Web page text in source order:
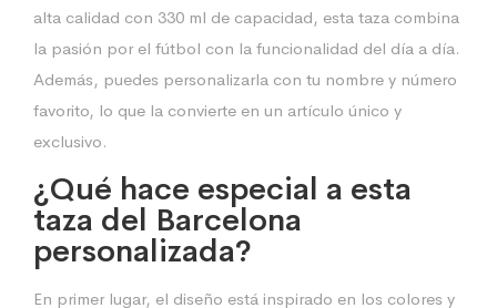
alta calidad con 330 ml de capacidad, esta taza combina
la pasión por el fútbol con la funcionalidad del día a día.
Además, puedes personalizarla con tu nombre y número
favorito, lo que la convierte en un artículo único y
exclusivo.
¿Qué hace especial a esta
taza del Barcelona
personalizada?
En primer lugar, el diseño está inspirado en los colores y